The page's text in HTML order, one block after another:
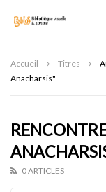
Accueil Titres
Anacharsis"
0 ARTICLES